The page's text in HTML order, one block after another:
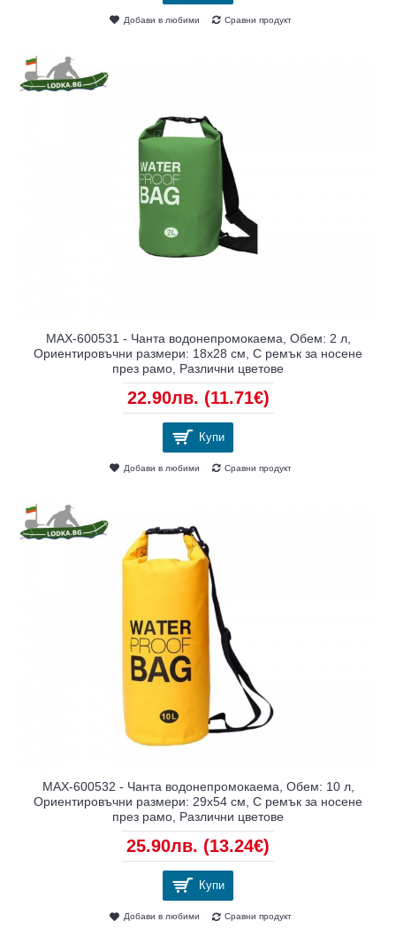
Добави в любими Сравни продукт
MAX-600531 - Чанта водонепромокаема, Обем: 2 л,
Ориентировъчни размери: 18х28 см, С ремък за носене
през рамо, Различни цветове
22.90лв. (11.71€)
Купи
Добави в любими Сравни продукт
MAX-600532 - Чанта водонепромокаема, Обем: 10 л,
Ориентировъчни размери: 29х54 см, С ремък за носене
през рамо, Различни цветове
25.90лв. (13.24€)
Купи
Добави в любими Сравни продукт